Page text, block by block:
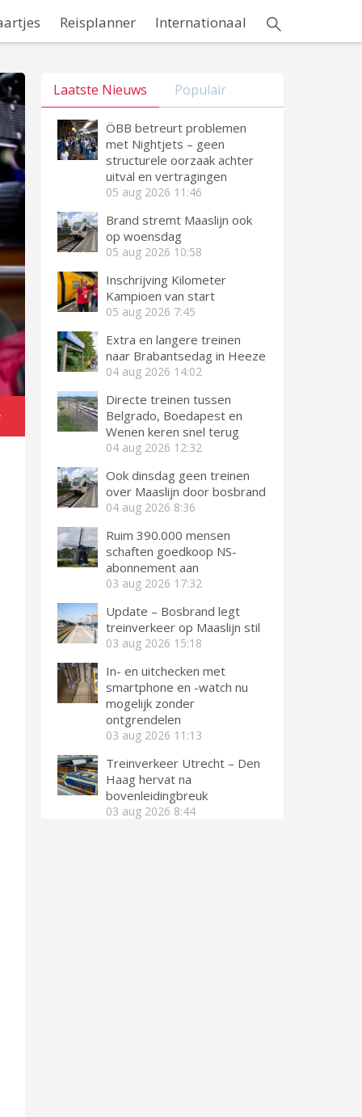
Reisplanner Internationaal
Laatste Nieuws Populair
ÖBB betreurt problemen
met Nightjets – geen
structurele oorzaak achter
uitval en vertragingen
05 aug 2026 11:46
Brand stremt Maaslijn ook
op woensdag
05 aug 2026 10:58
Inschrijving Kilometer
Kampioen van start
05 aug 2026 7:45
Extra en langere treinen
naar Brabantsedag in Heeze
04 aug 2026 14:02
Directe treinen tussen
Belgrado, Boedapest en
Wenen keren snel terug
04 aug 2026 12:32
Ook dinsdag geen treinen
over Maaslijn door bosbrand
04 aug 2026 8:36
Ruim 390.000 mensen
schaften goedkoop NS-
abonnement aan
03 aug 2026 17:32
Update – Bosbrand legt
treinverkeer op Maaslijn stil
03 aug 2026 15:18
In- en uitchecken met
smartphone en -watch nu
mogelijk zonder
ontgrendelen
03 aug 2026 11:13
Treinverkeer Utrecht – Den
Haag hervat na
bovenleidingbreuk
03 aug 2026 8:44